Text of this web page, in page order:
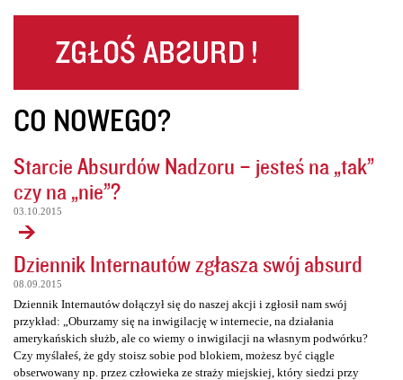
CO NOWEGO?
Starcie Absurdów Nadzoru – jesteś na „tak”
czy na „nie”?
03.10.2015
Dziennik Internautów zgłasza swój absurd
08.09.2015
Dziennik Internautów dołączył się do naszej akcji i zgłosił nam swój
przykład: „Oburzamy się na inwigilację w internecie, na działania
amerykańskich służb, ale co wiemy o inwigilacji na własnym podwórku?
Czy myślałeś, że gdy stoisz sobie pod blokiem, możesz być ciągle
obserwowany np. przez człowieka ze straży miejskiej, który siedzi przy